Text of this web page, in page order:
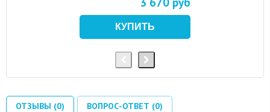
ОТЗЫВЫ (0) ВОПРОС-ОТВЕТ (0)